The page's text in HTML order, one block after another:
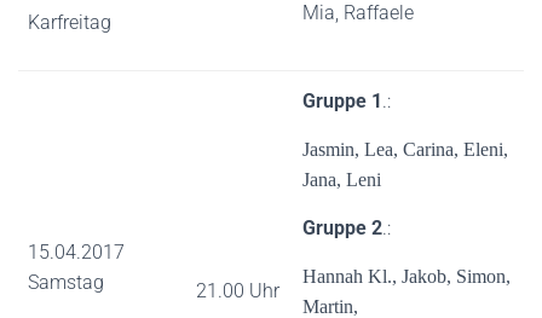
Karfreitag
Mia, Raffaele
15.04.2017
Samstag
21.00 Uhr
Gruppe 1.:
Jasmin, Lea, Carina, Eleni,
Jana, Leni
Gruppe 2.:
Hannah Kl., Jakob, Simon,
Martin,